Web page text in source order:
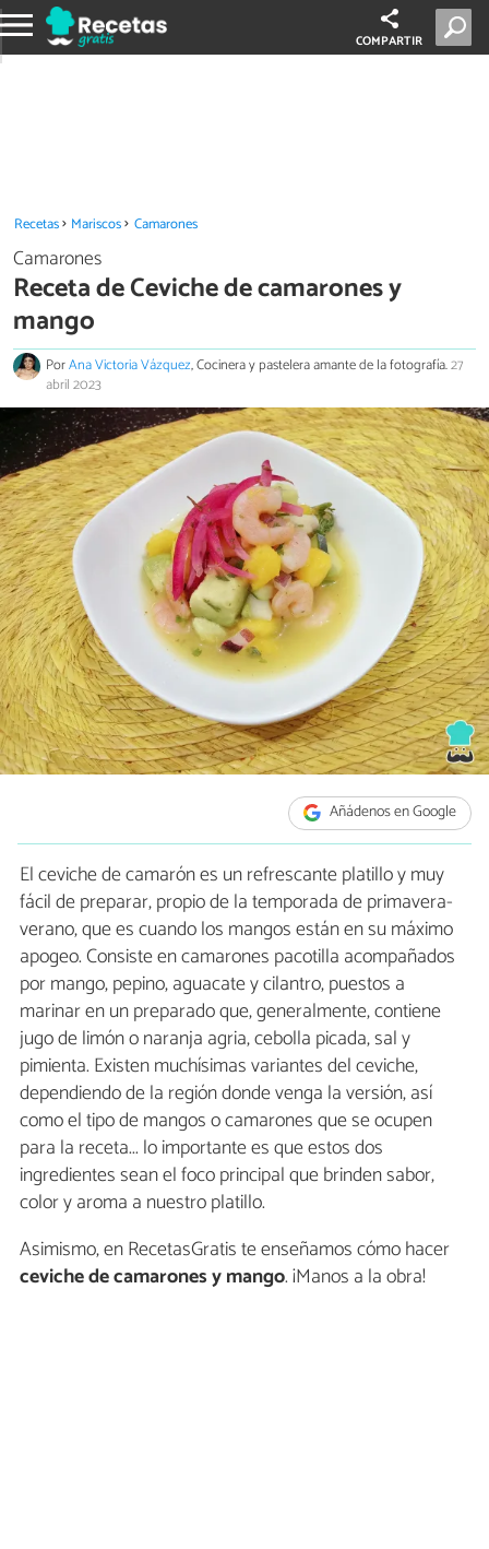
COMPARTIR
Recetas Mariscos Camarones
Camarones
Receta de Ceviche de camarones y
mango
PorAna Victoria Vázquez, Cocinera y pastelera amante de la fotografía.27
abril 2023
Añádenos en Google
El ceviche de camarón es un refrescante platillo y muy
fácil de preparar, propio de la temporada de primavera-
verano, que es cuando los mangos están en su máximo
apogeo. Consiste en camarones pacotilla acompañados
por mango, pepino, aguacate y cilantro, puestos a
marinar en un preparado que, generalmente, contiene
jugo de limón o naranja agria, cebolla picada, sal y
pimienta. Existen muchísimas variantes del ceviche,
dependiendo de la región donde venga la versión, así
como el tipo de mangos o camarones que se ocupen
para la receta... lo importante es que estos dos
ingredientes sean el foco principal que brinden sabor,
color y aroma a nuestro platillo.
Asimismo, en RecetasGratis te enseñamos cómo hacer
ceviche de camarones y mango. ¡Manos a la obra!